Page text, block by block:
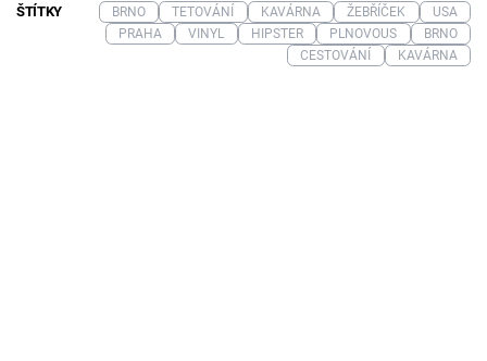
ŠTÍTKY BRNO TETOVÁNÍ KAVÁRNA ŽEBŘÍČEK
USA
PRAHA
VINYL HIPSTER PLNOVOUS
BRNO
CESTOVÁNÍ
KAVÁRNA